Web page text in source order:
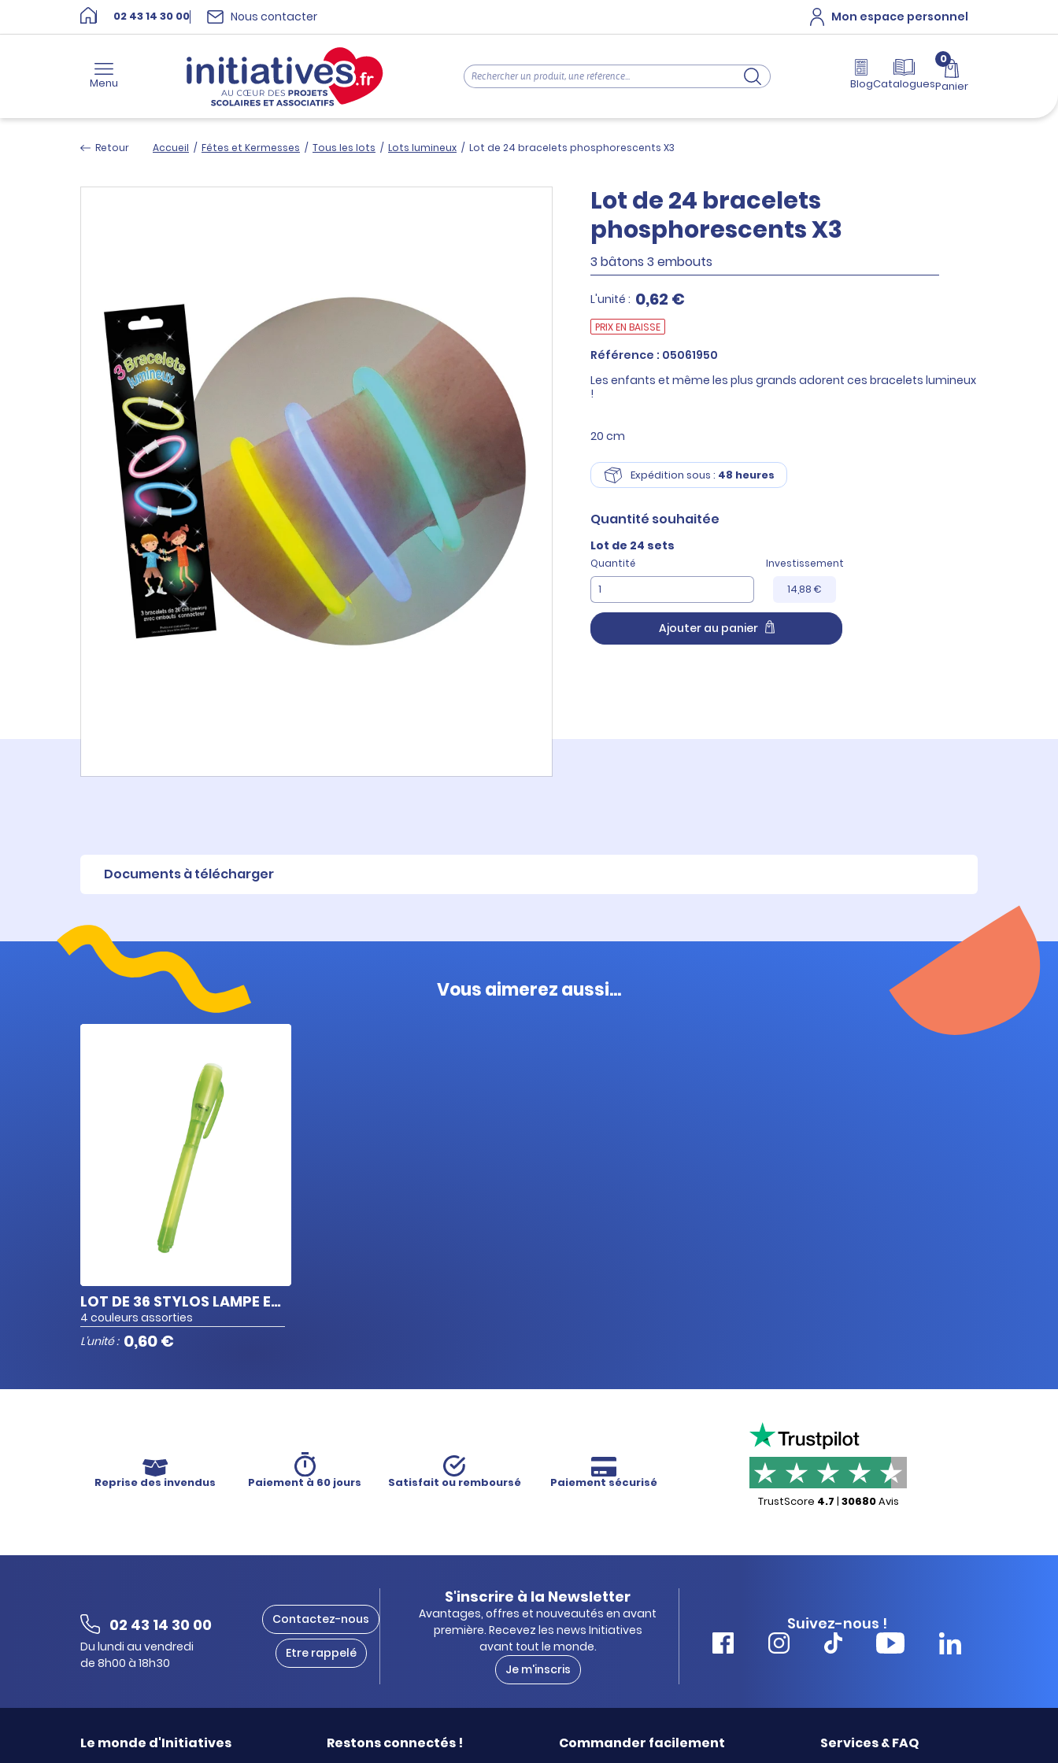
02 43 14 30 00 Nous contacter Mon espace personnel
Menu BlogCatalogues
0
Panier
Retour Accueil / Fêtes et Kermesses / Tous les lots / Lots lumineux / Lot de 24 bracelets phosphorescents X3
Lot de 24 bracelets
phosphorescents X3
3 bâtons 3 embouts
L'unité : 0,62 €
PRIX EN BAISSE
Référence : 05061950
Les enfants et même les plus grands adorent ces bracelets lumineux
!
20 cm
Expédition sous : 48 heures
Quantité souhaitée
Lot de 24 sets
Quantité
Investissement
14,88 €
Ajouter au panier
Documents à télécharger
Vous aimerez aussi...
LOT DE 36 STYLOS LAMPE ENCRE INVISIBLE
4 couleurs assorties
L'unité : 0,60 €
Reprise des invendus Paiement à 60 jours Satisfait ou remboursé
Paiement sécurisé
TrustScore 4.7 | 30680Avis
02 43 14 30 00
Du lundi au vendredi
de 8h00 à 18h30
Contactez-nous
Etre rappelé
S'inscrire à la Newsletter
Avantages, offres et nouveautés en avant
première. Recevez les news Initiatives
avant tout le monde.
Je m'inscris
Suivez-nous !
Le monde d'Initiatives Restons connectés ! Commander facilement Services & FAQ